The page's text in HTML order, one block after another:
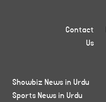
Contact
Us
Showbiz News in Urdu
Sports News in Urdu